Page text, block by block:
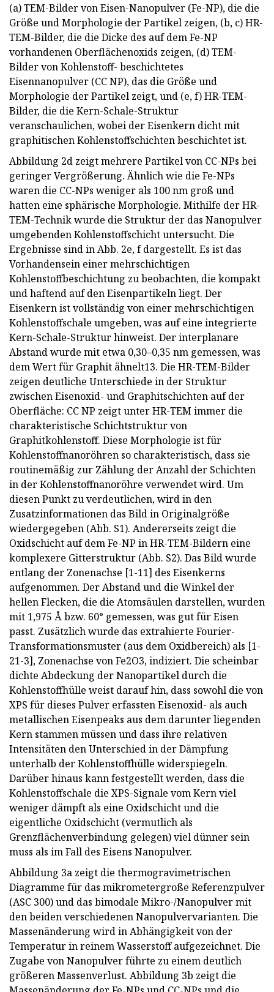
(a) TEM-Bilder von Eisen-Nanopulver (Fe-NP), die die
Größe und Morphologie der Partikel zeigen, (b, c) HR-
TEM-Bilder, die die Dicke des auf dem Fe-NP
vorhandenen Oberflächenoxids zeigen, (d) TEM-
Bilder von Kohlenstoff- beschichtetes
Eisennanopulver (CC NP), das die Größe und
Morphologie der Partikel zeigt, und (e, f) HR-TEM-
Bilder, die die Kern-Schale-Struktur
veranschaulichen, wobei der Eisenkern dicht mit
graphitischen Kohlenstoffschichten beschichtet ist.
Abbildung 2d zeigt mehrere Partikel von CC-NPs bei
geringer Vergrößerung. Ähnlich wie die Fe-NPs
waren die CC-NPs weniger als 100 nm groß und
hatten eine sphärische Morphologie. Mithilfe der HR-
TEM-Technik wurde die Struktur der das Nanopulver
umgebenden Kohlenstoffschicht untersucht. Die
Ergebnisse sind in Abb. 2e, f dargestellt. Es ist das
Vorhandensein einer mehrschichtigen
Kohlenstoffbeschichtung zu beobachten, die kompakt
und haftend auf den Eisenpartikeln liegt. Der
Eisenkern ist vollständig von einer mehrschichtigen
Kohlenstoffschale umgeben, was auf eine integrierte
Kern-Schale-Struktur hinweist. Der interplanare
Abstand wurde mit etwa 0,30–0,35 nm gemessen, was
dem Wert für Graphit ähnelt13. Die HR-TEM-Bilder
zeigen deutliche Unterschiede in der Struktur
zwischen Eisenoxid- und Graphitschichten auf der
Oberfläche: CC NP zeigt unter HR-TEM immer die
charakteristische Schichtstruktur von
Graphitkohlenstoff. Diese Morphologie ist für
Kohlenstoffnanoröhren so charakteristisch, dass sie
routinemäßig zur Zählung der Anzahl der Schichten
in der Kohlenstoffnanoröhre verwendet wird. Um
diesen Punkt zu verdeutlichen, wird in den
Zusatzinformationen das Bild in Originalgröße
wiedergegeben (Abb. S1). Andererseits zeigt die
Oxidschicht auf dem Fe-NP in HR-TEM-Bildern eine
komplexere Gitterstruktur (Abb. S2). Das Bild wurde
entlang der Zonenachse [1-11] des Eisenkerns
aufgenommen. Der Abstand und die Winkel der
hellen Flecken, die die Atomsäulen darstellen, wurden
mit 1,975 Å bzw. 60° gemessen, was gut für Eisen
passt. Zusätzlich wurde das extrahierte Fourier-
Transformationsmuster (aus dem Oxidbereich) als [1-
21-3], Zonenachse von Fe2O3, indiziert. Die scheinbar
dichte Abdeckung der Nanopartikel durch die
Kohlenstoffhülle weist darauf hin, dass sowohl die von
XPS für dieses Pulver erfassten Eisenoxid- als auch
metallischen Eisenpeaks aus dem darunter liegenden
Kern stammen müssen und dass ihre relativen
Intensitäten den Unterschied in der Dämpfung
unterhalb der Kohlenstoffhülle widerspiegeln.
Darüber hinaus kann festgestellt werden, dass die
Kohlenstoffschale die XPS-Signale vom Kern viel
weniger dämpft als eine Oxidschicht und die
eigentliche Oxidschicht (vermutlich als
Grenzflächenverbindung gelegen) viel dünner sein
muss als im Fall des Eisens Nanopulver.
Abbildung 3a zeigt die thermogravimetrischen
Diagramme für das mikrometergroße Referenzpulver
(ASC 300) und das bimodale Mikro-/Nanopulver mit
den beiden verschiedenen Nanopulvervarianten. Die
Massenänderung wird in Abhängigkeit von der
Temperatur in reinem Wasserstoff aufgezeichnet. Die
Zugabe von Nanopulver führte zu einem deutlich
größeren Massenverlust. Abbildung 3b zeigt die